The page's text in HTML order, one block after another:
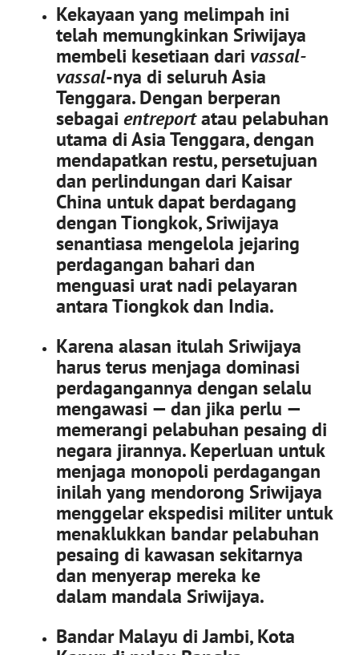
Kekayaan yang melimpah ini
telah memungkinkan Sriwijaya
membeli kesetiaan dari vassal-
vassal-nya di seluruh Asia
Tenggara. Dengan berperan
sebagai entreportatau pelabuhan
utama di Asia Tenggara, dengan
mendapatkan restu, persetujuan
dan perlindungan dari Kaisar
China untuk dapat berdagang
dengan Tiongkok, Sriwijaya
senantiasa mengelola jejaring
perdagangan bahari dan
menguasi urat nadi pelayaran
antara Tiongkok dan India.
Karena alasan itulah Sriwijaya
harus terus menjaga dominasi
perdagangannya dengan selalu
mengawasi — dan jika perlu —
memerangi pelabuhan pesaing di
negara jirannya. Keperluan untuk
menjaga monopoli perdagangan
inilah yang mendorong Sriwijaya
menggelar ekspedisi militer untuk
menaklukkan bandar pelabuhan
pesaing di kawasan sekitarnya
dan menyerap mereka ke
dalam mandala Sriwijaya.
Bandar Malayu di Jambi, Kota